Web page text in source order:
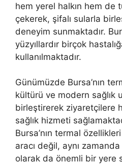
hem yerel halkın hem de
çekerek, şifalı sularla
deneyim sunmaktadır.
yüzyıllardır birçok
kullanılmaktadır.
Günümüzde Bursa’nın
kültürü ve modern sağlık
birleştirerek ziyaretçilere
sağlık hizmeti
Bursa’nın termal
aracı değil, aynı
olarak da önemli bir yere